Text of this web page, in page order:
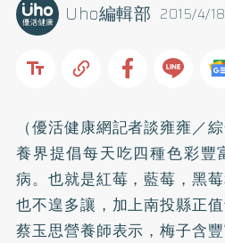
2015/4/
Uho編輯部
（優活健康網記者談雍雍／
養界提倡每天吃四種色彩豐
病。也就是紅莓，藍莓，黑
也不遑多讓，加上南投縣正
蔡玉思營養師表示，梅子含